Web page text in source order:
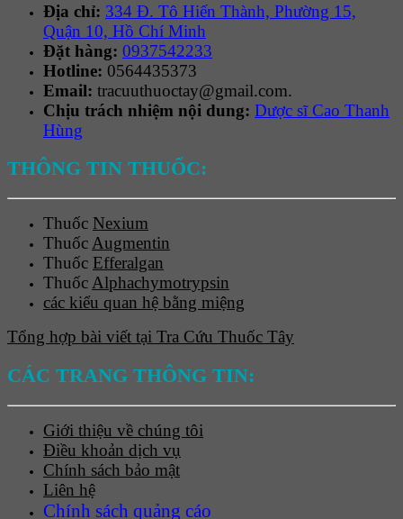
Địa chỉ: 334 Đ. Tô Hiến Thành, Phường 15,
Quận 10, Hồ Chí Minh
Đặt hàng: 0937542233
Hotline: 0564435373
Email: tracuuthuoctay@gmail.com.
Chịu trách nhiệm nội dung: Dược sĩ Cao Thanh
Hùng
THÔNG TIN THUỐC:
Thuốc Nexium
Thuốc Augmentin
Thuốc Efferalgan
Thuốc Alphachymotrypsin
các kiểu quan hệ bằng miệng
Tổng hợp bài viết tại Tra Cứu Thuốc Tây
CÁC TRANG THÔNG TIN:
Giới thiệu về chúng tôi
Điều khoản dịch vụ
Chính sách bảo mật
Liên hệ
Chính sách quảng cáo